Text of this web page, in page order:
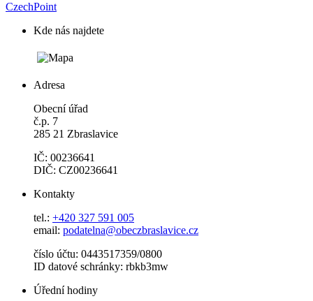
CzechPoint
Kde nás najdete
Adresa
Obecní úřad
č.p. 7
285 21 Zbraslavice
IČ: 00236641
DIČ: CZ00236641
Kontakty
tel.: +420 327 591 005
email: podatelna@obeczbraslavice.cz
číslo účtu: 0443517359/0800
ID datové schránky: rbkb3mw
Úřední hodiny